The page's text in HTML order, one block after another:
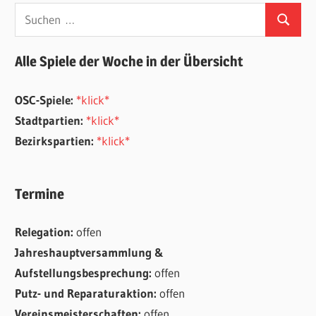
Suchen
nach:
Suchen
Alle Spiele der Woche in der Übersicht
OSC-Spiele: *klick*
Stadtpartien: *klick*
Bezirkspartien: *klick*
Termine
Relegation:offen
Jahreshauptversammlung &
Aufstellungsbesprechung:offen
Putz- und Reparaturaktion:offen